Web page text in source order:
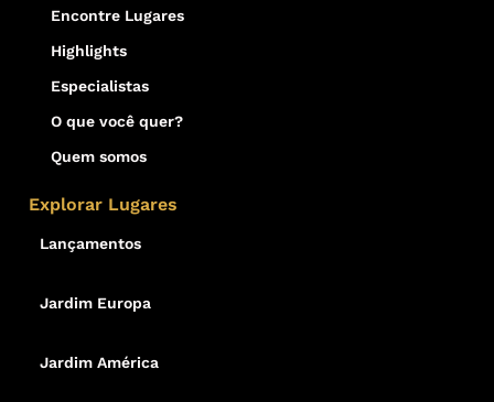
Encontre Lugares
Highlights
Especialistas
O que você quer?
Quem somos
Explorar Lugares
Lançamentos
Jardim Europa
Jardim América